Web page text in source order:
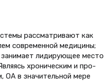
рассматривают как
современной медицины;
лидирующее место
хроническим и про­
ОА в значительной мере